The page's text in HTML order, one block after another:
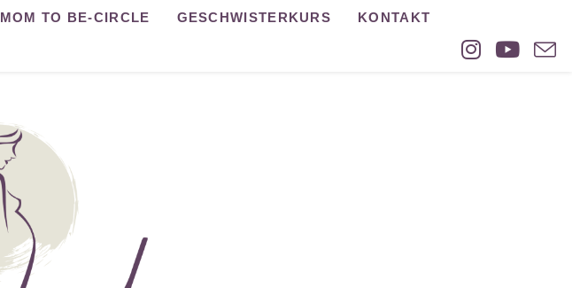
MOM TO BE-CIRCLE GESCHWISTERKURS KONTAKT